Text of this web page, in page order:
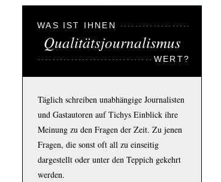
WAS IST IHNEN
Qualitätsjournalismus
WERT?
Täglich schreiben unabhängige Journalisten
und Gastautoren auf Tichys Einblick ihre
Meinung zu den Fragen der Zeit. Zu jenen
Fragen, die sonst oft all zu einseitig
dargestellt oder unter den Teppich gekehrt
werden.